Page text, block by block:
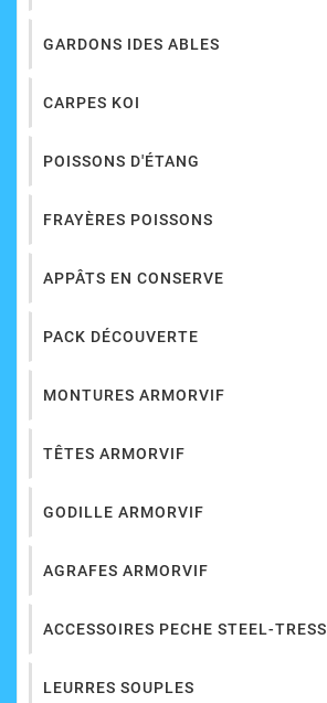
GARDONS IDES ABLES
CARPES KOI
POISSONS D'ÉTANG
FRAYÈRES POISSONS
APPÂTS EN CONSERVE
PACK DÉCOUVERTE
MONTURES ARMORVIF
TÊTES ARMORVIF
GODILLE ARMORVIF
AGRAFES ARMORVIF
ACCESSOIRES PECHE STEEL-TRESS
LEURRES SOUPLES